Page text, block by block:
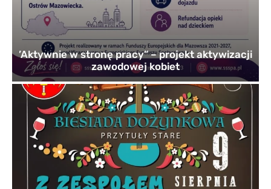
’Aktywnie w stronę pracy” – projekt aktywizacji
zawodowej kobiet